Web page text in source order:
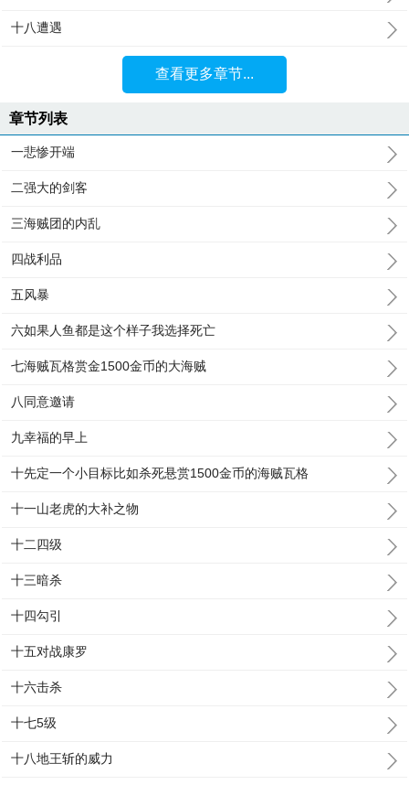
十八遭遇
查看更多章节...
章节列表
一悲惨开端
二强大的剑客
三海贼团的内乱
四战利品
五风暴
六如果人鱼都是这个样子我选择死亡
七海贼瓦格赏金1500金币的大海贼
八同意邀请
九幸福的早上
十先定一个小目标比如杀死悬赏1500金币的海贼瓦格
十一山老虎的大补之物
十二四级
十三暗杀
十四勾引
十五对战康罗
十六击杀
十七5级
十八地王斩的威力